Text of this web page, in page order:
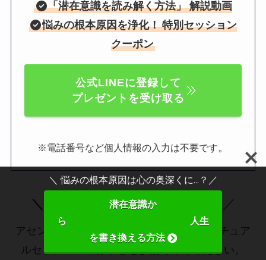
「潜在意識を読み解く方法」 解説動画
悩みの根本原因を浄化！ 特別セッション
クーポン
公式LINEに登録して
プレゼントを受け取る
※電話番号など個人情報の入力は不要です。
＼ 特別セッション動画 ／
アセンショナーの独自技術を使ったスピリチュア
ルセッションの様子をぜひ観てみてください。
＼ 悩みの根本原因は心の奥深くに...？／
潜在意識か
ら 人生
を書き換える方法